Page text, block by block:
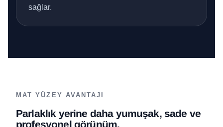
sağlar.
MAT YÜZEY AVANTAJI
Parlaklık yerine daha yumuşak, sade ve
profesyonel görünüm.